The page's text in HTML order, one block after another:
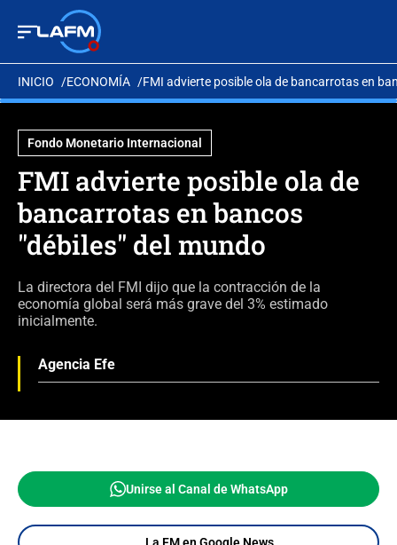
INICIO ECONOMÍA FMI advierte posible ola de bancarrotas en
Fondo Monetario Internacional
FMI advierte posible ola de
bancarrotas en bancos
"débiles" del mundo
La directora del FMI dijo que la contracción de la
economía global será más grave del 3% estimado
inicialmente.
Agencia Efe
Unirse al Canal de WhatsApp